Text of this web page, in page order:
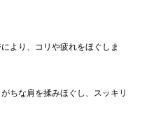
より、コリや疲れをほぐしま
ちな肩を揉みほぐし、スッキリ